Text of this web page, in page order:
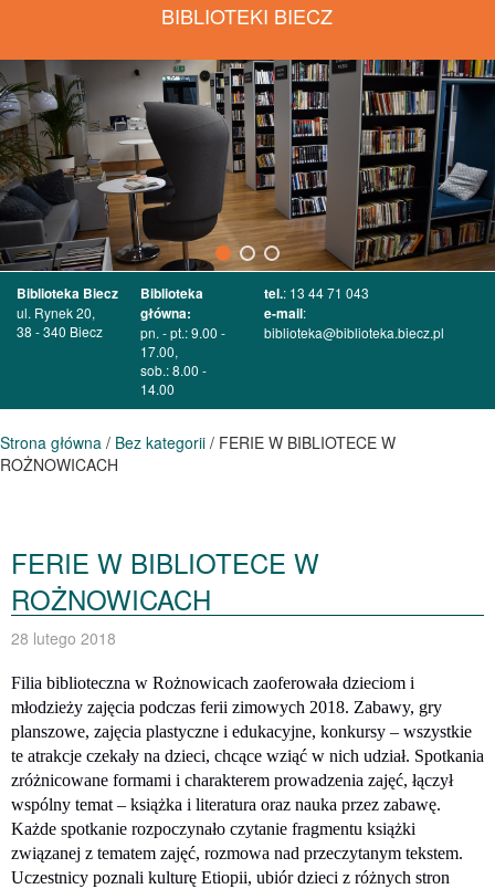
BIBLIOTEKI BIECZ
Biblioteka Biecz
ul. Rynek 20,
38 - 340 Biecz
Biblioteka
główna:
pn. - pt.: 9.00 -
17.00,
sob.: 8.00 -
14.00
tel.: 13 44 71 043
e-mail:
biblioteka@biblioteka.biecz.pl
Strona główna / Bez kategorii / FERIE W BIBLIOTECE W
ROŻNOWICACH
FERIE W BIBLIOTECE W
ROŻNOWICACH
28 lutego 2018
Filia biblioteczna w Rożnowicach zaoferowała dzieciom i
młodzieży zajęcia podczas ferii zimowych 2018. Zabawy, gry
planszowe, zajęcia plastyczne i edukacyjne, konkursy – wszystkie
te atrakcje czekały na dzieci, chcące wziąć w nich udział. Spotkania
zróżnicowane formami i charakterem prowadzenia zajęć, łączył
wspólny temat – książka i literatura oraz nauka przez zabawę.
Każde spotkanie rozpoczynało czytanie fragmentu książki
związanej z tematem zajęć, rozmowa nad przeczytanym tekstem.
Uczestnicy poznali kulturę Etiopii, ubiór dzieci z różnych stron